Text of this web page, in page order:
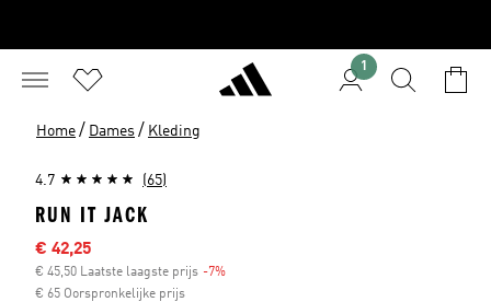
1
Home / Dames / Kleding
4.7 (65)
RUN IT JACK
Afgeprijsde prijs
€ 42,25
€ 45,50 Laatste laagste prijs -7%
€ 65 Oorspronkelijke prijs